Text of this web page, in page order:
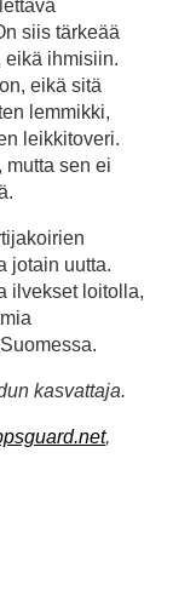
siis tärkeää
ihmisiin.
eikä sitä
lemmikki,
leikkitoveri.
mutta sen ei
jotain uutta.
ilvekset loitolla,
kasvattaja.
,